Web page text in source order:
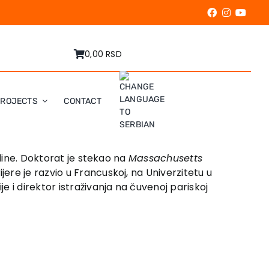
0,00 RSD
CONTACT
Doktorat je stekao na Massachusetts
je razvio u Francuskoj, na Univerzitetu u
i direktor istraživanja na čuvenoj pariskoj